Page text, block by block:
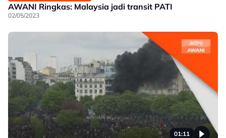
AWANI Ringkas: Malaysia jadi transit PATI
02/05/2023
01:11